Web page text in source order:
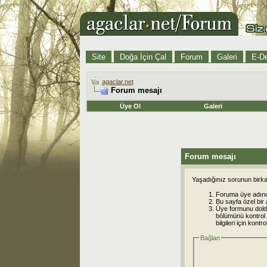
Site Doğa İçin Çal Forum Galeri E-
agaclar.net
Forum mesajı
Üye Ol Galeri
Forum mesajı
Yaşadığınız sorunun
Foruma üye
Bu sayfa özel bir
Üye formunu
bölümünü kontrol
bilgileri için
Bağlan